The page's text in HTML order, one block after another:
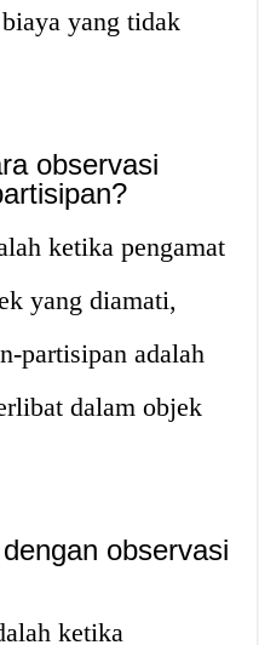
yang tidak
observasi
ketika pengamat
yang diamati,
partisipan adalah
dalam objek
observasi
ketika